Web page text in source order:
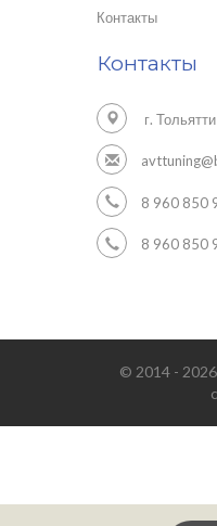
Контакты
Контакты
г. Тольятти
8 960 850
8 960 850
© 2014 -